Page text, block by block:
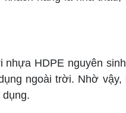
HDPE nguyên
ngoài trời. Nhờ